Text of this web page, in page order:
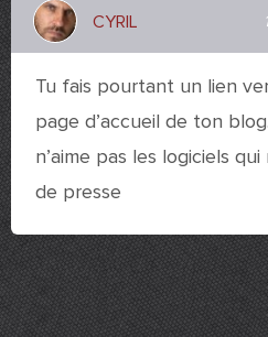
CYRIL
Tu fais pourtant un lien
page d’accueil de ton
n’aime pas les logiciels
de presse